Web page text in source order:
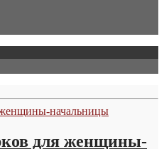
для женщины-